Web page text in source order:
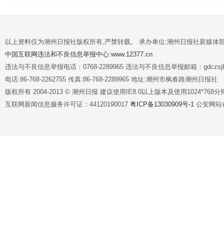
以上资料仅为潮州日报社版权所有,严禁转载。 承办单位:潮州日报社新媒体
中国互联网违法和不良信息举报中心:www.12377.cn
违法与不良信息举报电话：0768-2289965 违法与不良信息举报邮箱：
电话:86-768-2262755 传真:86-768-2289965 地址:潮州市枫春路潮州日报社
版权所有 2004-2013 © 潮州日报 建议使用IE8.0以上版本及使用1024*768分
互联网新闻信息服务许可证：44120190017 粤ICP备13030909号-1 公安网站